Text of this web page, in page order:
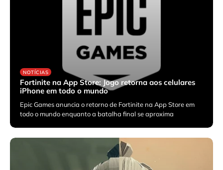
NOTÍCIAS
Fortinite na App Store: Jogo retorna aos celulares
iPhone em todo o mundo
Epic Games anuncia o retorno de Fortinite na App Store em
todo o mundo enquanto a batalha final se aproxima
maio 19, 2026